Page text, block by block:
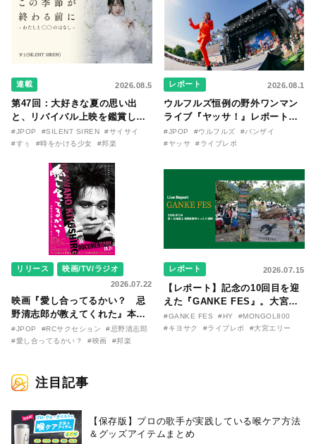
連載 2026.08.5
第47回：大好きな夏の思い出
と、リバイバル上映を鑑賞した
『時をかける少女』のおはなし
〜SILENT SIREN・すぅ『この
〇のはなし〜』
#JPOP #SILENT SIREN
#サイサイ
#すぅ
#時をかける少女 #邦楽
レポート 2026.08.1
ウルフルズ恒例の野外ワンマン
ライブ『ヤッサ！』レポート！
リリースから30年を迎えたアル
バム『バンザイ』完全再現に、
た日。
#JPOP #ウルフルズ
#バンザイ
#ヤッサ
#ライブレポ
リリース
映画/TV/ラジオ
2026.07.22
映画『愛し合ってるかい？ 忌
野清志郎が教えてくれた』本予
告映像とキービジュアルがつい
に解禁！ キヨシロー関連商品も
#JPOP #RCサクセション
#忌野清志郎
#愛し合ってるかい？
#映画 #邦楽
レポート 2026.07.15
【レポート】記念の10回目を迎
えた『GANKE FES』。大宮エ
リー作『アイヌの神々の崖』を
前に、キヨサク
#GANKE FES #HY
#MONGOL800
#キヨサク
#ライブレポ #大宮エリー
注目記事
【保存版】プロの歌手が実践している喉ケア⽅法
＆グッズアイテムまとめ